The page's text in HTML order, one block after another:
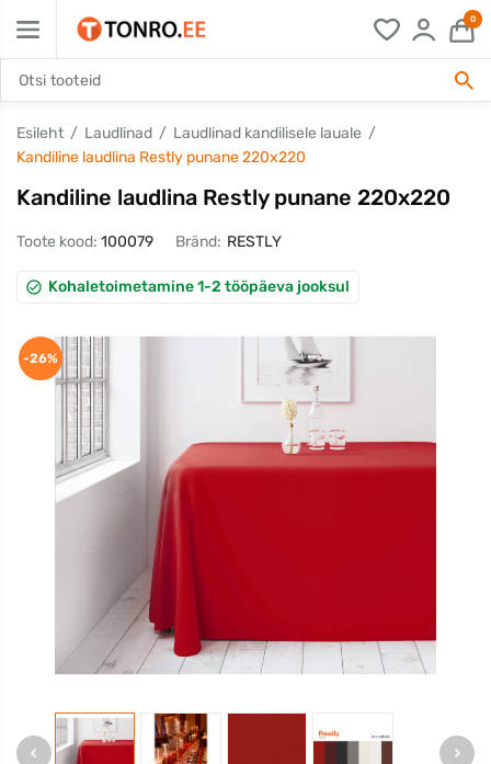
0
Esileht Laudlinad
Laudlinad kandilisele lauale
Kandiline laudlina Restly punane 220x220
Kandiline laudlina Restly punane 220x220
Toote kood: 100079 Bränd: RESTLY
Kohaletoimetamine 1-2 tööpäeva jooksul
-26%